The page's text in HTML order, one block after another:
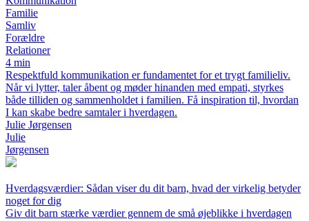
Familie
Samliv
Forældre
Relationer
4 min
Respektfuld kommunikation er fundamentet for et trygt familieliv.
Når vi lytter, taler åbent og møder hinanden med empati, styrkes
både tilliden og sammenholdet i familien. Få inspiration til, hvordan
I kan skabe bedre samtaler i hverdagen.
Julie Jørgensen
Julie
Jørgensen
Hverdagsværdier: Sådan viser du dit barn, hvad der virkelig betyder
noget for dig
Giv dit barn stærke værdier gennem de små øjeblikke i hverdagen